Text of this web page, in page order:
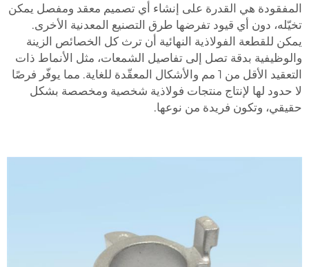
هي القدرة على إنشاء أي تصميم معقد ومفصل يمكن
دون أي قيود تفرضها طرق التصنيع المعدنية الأخرى.
للقطعة الفولاذية النهائية أن ترث كل الخصائص الزينة
بدقة تصل إلى تفاصيل الشمعات، مثل الأنماط ذات
التعقيد الأقل من 1 مم والأشكال المعقّدة للغاية. مما يوفّر فرصًا
حدود لها لإنتاج منتجات فولاذية شخصية ومخصصة بشكل
وتكون فريدة من نوعها.